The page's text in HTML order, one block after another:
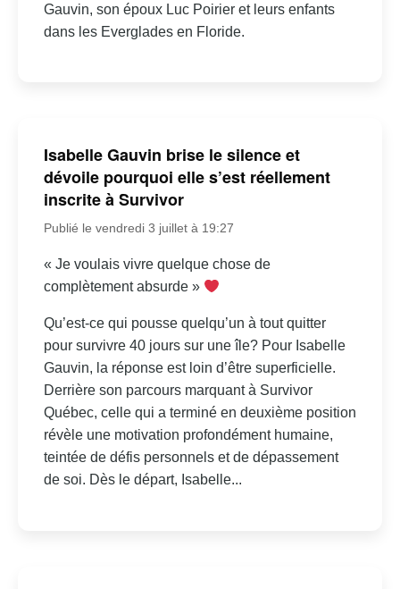
Gauvin, son époux Luc Poirier et leurs enfants
dans les Everglades en Floride.
Isabelle Gauvin brise le silence et
dévoile pourquoi elle s’est réellement
inscrite à Survivor
Publié le vendredi 3 juillet à 19:27
« Je voulais vivre quelque chose de
complètement absurde »
Qu’est-ce qui pousse quelqu’un à tout quitter
pour survivre 40 jours sur une île? Pour Isabelle
Gauvin, la réponse est loin d’être superficielle.
Derrière son parcours marquant à Survivor
Québec, celle qui a terminé en deuxième position
révèle une motivation profondément humaine,
teintée de défis personnels et de dépassement
de soi. Dès le départ, Isabelle...